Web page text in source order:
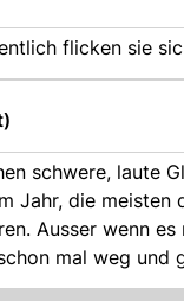
flicken sie
schwere, laute
Jahr, die
Ausser wenn
mal weg und
Immerhin sind